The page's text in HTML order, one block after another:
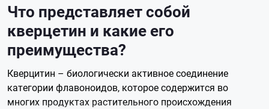
Что представляет собой
кверцетин и какие его
преимущества?
Кверцитин – биологически активное соединение
категории флавоноидов, которое содержится во
многих продуктах растительного происхождения